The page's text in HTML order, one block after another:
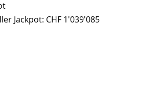
Jackpot: CHF 1'039'085